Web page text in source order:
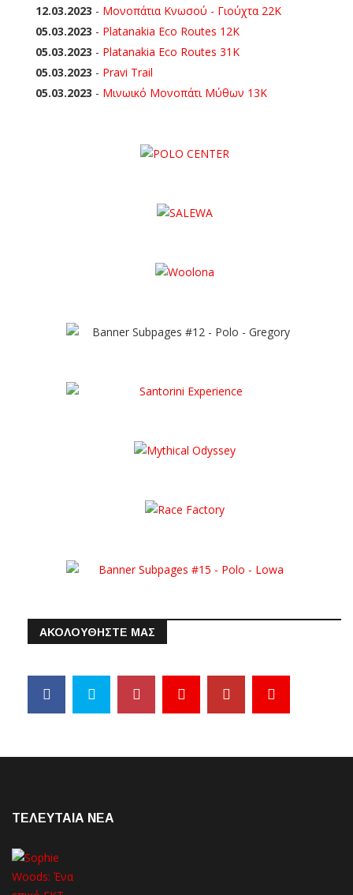
12.03.2023 - Μονοπάτια Κνωσού - Γιούχτα 22Κ
05.03.2023 - Platanakia Eco Routes 12K
05.03.2023 - Platanakia Eco Routes 31K
05.03.2023 - Pravi Trail
05.03.2023 - Μινωικό Μονοπάτι Μύθων 13Κ
ΑΚΟΛΟΥΘΗΣΤΕ ΜΑΣ
ΤΕΛΕΥΤΑΙΑ NEA